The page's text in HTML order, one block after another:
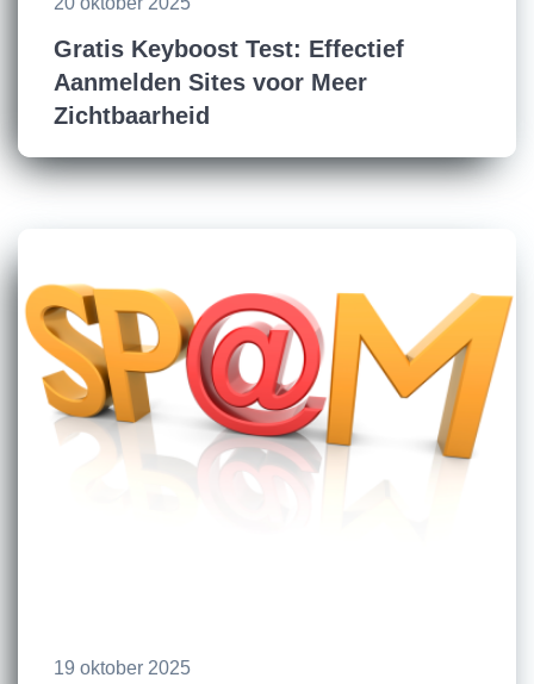
Gratis Keyboost Test: Effectief
Aanmelden Sites voor Meer
Zichtbaarheid
19 oktober 2025